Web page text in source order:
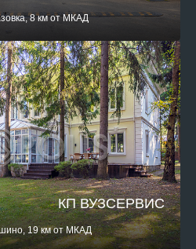
8 км от МКАД
КП ВУЗСЕРВИС
19 км от МКАД